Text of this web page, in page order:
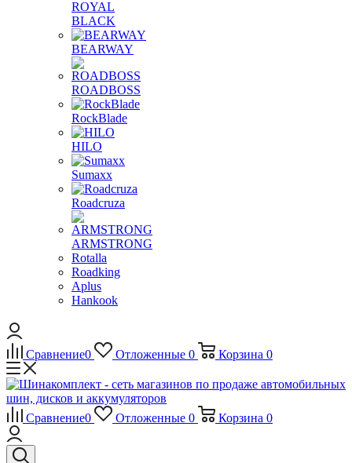
ROYAL
BLACK
BEARWAY
ROADBOSS
RockBlade
HILO
Sumaxx
Roadcruza
ARMSTRONG
Rotalla
Roadking
Aplus
Hankook
Сравнение0 Отложенные 0 Корзина 0
Сравнение0 Отложенные 0 Корзина 0